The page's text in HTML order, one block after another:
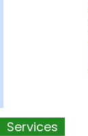
Services